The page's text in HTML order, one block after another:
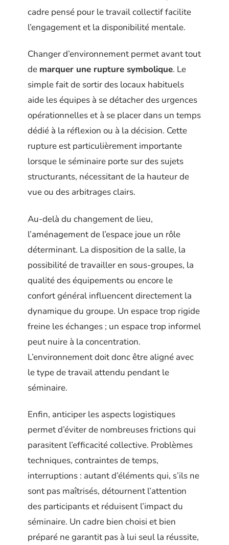
cadre pensé pour le travail collectif facilite
l’engagement et la disponibilité mentale.
Changer d’environnement permet avant tout
de marquer une rupture symbolique. Le
simple fait de sortir des locaux habituels
aide les équipes à se détacher des urgences
opérationnelles et à se placer dans un temps
dédié à la réflexion ou à la décision. Cette
rupture est particulièrement importante
lorsque le séminaire porte sur des sujets
structurants, nécessitant de la hauteur de
vue ou des arbitrages clairs.
Au-delà du changement de lieu,
l’aménagement de l’espace joue un rôle
déterminant. La disposition de la salle, la
possibilité de travailler en sous-groupes, la
qualité des équipements ou encore le
confort général influencent directement la
dynamique du groupe. Un espace trop rigide
freine les échanges ; un espace trop informel
peut nuire à la concentration.
L’environnement doit donc être aligné avec
le type de travail attendu pendant le
séminaire.
Enfin, anticiper les aspects logistiques
permet d’éviter de nombreuses frictions qui
parasitent l’efficacité collective. Problèmes
techniques, contraintes de temps,
interruptions : autant d’éléments qui, s’ils ne
sont pas maîtrisés, détournent l’attention
des participants et réduisent l’impact du
séminaire. Un cadre bien choisi et bien
préparé ne garantit pas à lui seul la réussite,